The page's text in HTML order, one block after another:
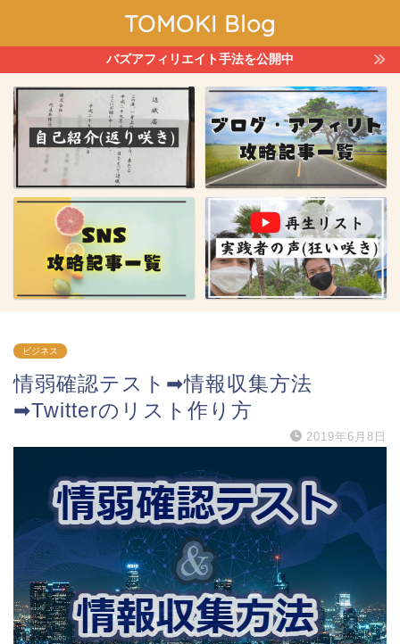
TOMOKI Blog
バズアフィリエイト手法を公開中
ビジネス
情弱確認テスト➡情報収集方法
➡Twitterのリスト作り方
2019年6月8日